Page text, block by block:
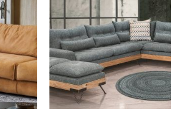
αγαπημένα